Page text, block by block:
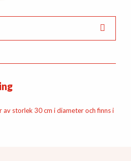
storlek 30 cm i diameter och finns i